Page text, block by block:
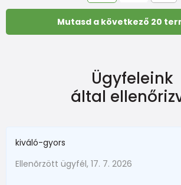
Mutasd a következő 20
Ügyfeleink
által
kiváló-gyors
Ellenõrzött ügyfél, 17. 7. 2026